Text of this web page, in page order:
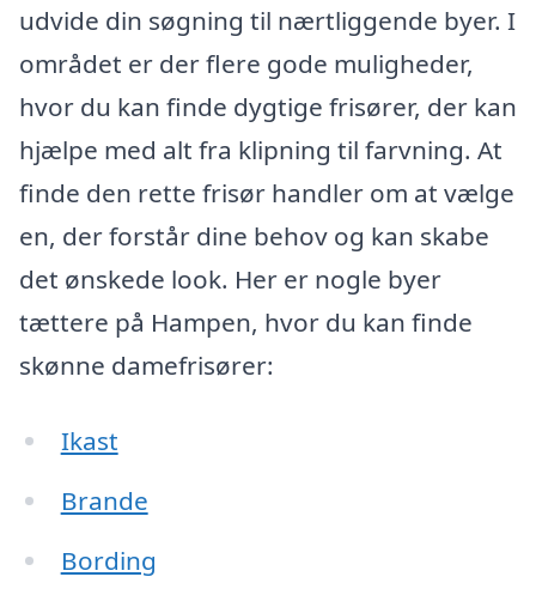
udvide din søgning til nærtliggende byer. I
området er der flere gode muligheder,
hvor du kan finde dygtige frisører, der kan
hjælpe med alt fra klipning til farvning. At
finde den rette frisør handler om at vælge
en, der forstår dine behov og kan skabe
det ønskede look. Her er nogle byer
tættere på Hampen, hvor du kan finde
skønne damefrisører:
Ikast
Brande
Bording